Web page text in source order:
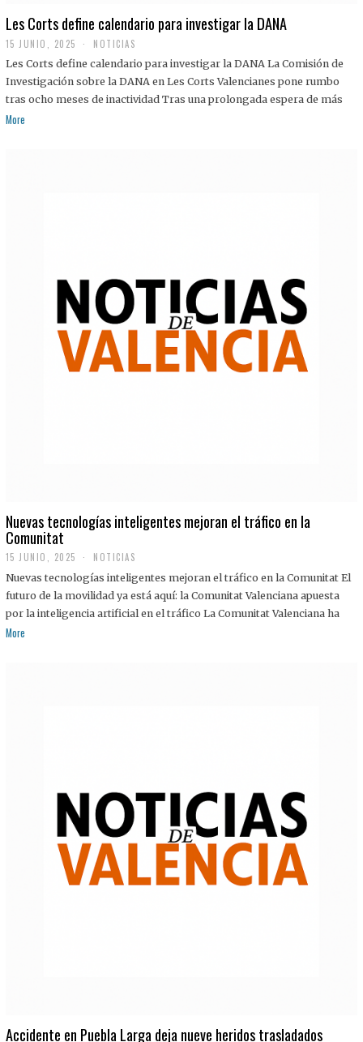
Les Corts define calendario para investigar la DANA
15 JUNIO, 2025 NOTICIAS
Les Corts define calendario para investigar la DANA La Comisión de
Investigación sobre la DANA en Les Corts Valencianes pone rumbo
tras ocho meses de inactividad Tras una prolongada espera de más
More
Nuevas tecnologías inteligentes mejoran el tráfico en la
Comunitat
15 JUNIO, 2025 NOTICIAS
Nuevas tecnologías inteligentes mejoran el tráfico en la Comunitat El
futuro de la movilidad ya está aquí: la Comunitat Valenciana apuesta
por la inteligencia artificial en el tráfico La Comunitat Valenciana ha
More
Accidente en Puebla Larga deja nueve heridos trasladados